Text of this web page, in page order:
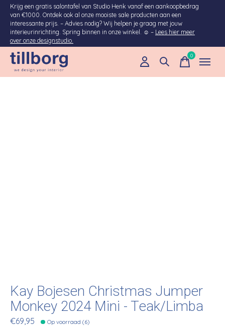
Krijg een gratis salontafel van Studio Henk vanaf een aankoopbedrag
van €1000. Ontdek ook al onze mooiste sale producten aan een
interessante prijs. – Advies nodig? Wij helpen je graag met jouw
interieurinrichting. Spring binnen in onze winkel. ☺ – Lees hier meer
over onze designstudio.
0items
Kay Bojesen Christmas Jumper
Monkey 2024 Mini - Teak/Limba
€69,95 Op voorraad (6)